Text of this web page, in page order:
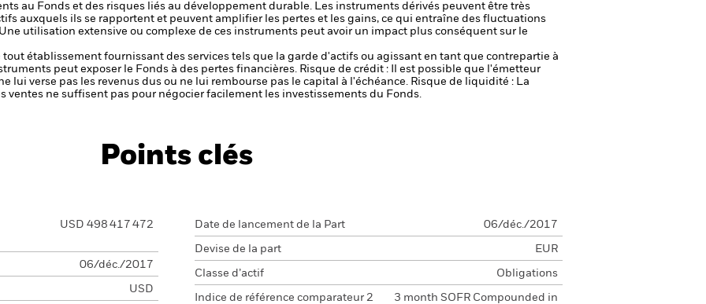
au Fonds et des risques liés au développement durable. Les instruments dérivés peuvent être très
auxquels ils se rapportent et peuvent amplifier les pertes et les gains, ce qui entraîne des fluctuations
utilisation extensive ou complexe de ces instruments peut avoir un impact plus conséquent sur le
établissement fournissant des services tels que la garde d'actifs ou agissant en tant que contrepartie à
peut exposer le Fonds à des pertes financières. Risque de crédit : Il est possible que l'émetteur
lui verse pas les revenus dus ou ne lui rembourse pas le capital à l'échéance. Risque de liquidité : La
ventes ne suffisent pas pour négocier facilement les investissements du Fonds.
Points clés
USD 498 417 472
06/déc./2017
USD
Date de lancement de la Part 06/déc./2017
Devise de la part EUR
Classe d’actif Obligations
Indice de référence comparateur 2
3 month SOFR Compounded in